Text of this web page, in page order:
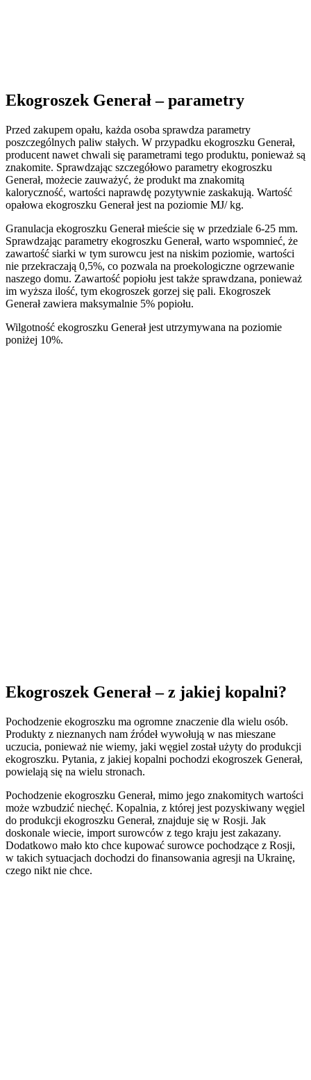
Ekogroszek Generał – parametry
Przed zakupem opału, każda osoba sprawdza parametry
poszczególnych paliw stałych. W przypadku ekogroszku Generał,
producent nawet chwali się parametrami tego produktu, ponieważ są
znakomite. Sprawdzając szczegółowo parametry ekogroszku
Generał, możecie zauważyć, że produkt ma znakomitą
kaloryczność, wartości naprawdę pozytywnie zaskakują. Wartość
opałowa ekogroszku Generał jest na poziomie MJ/ kg.
Granulacja ekogroszku Generał mieście się w przedziale 6-25 mm.
Sprawdzając parametry ekogroszku Generał, warto wspomnieć, że
zawartość siarki w tym surowcu jest na niskim poziomie, wartości
nie przekraczają 0,5%, co pozwala na proekologiczne ogrzewanie
naszego domu. Zawartość popiołu jest także sprawdzana, ponieważ
im wyższa ilość, tym ekogroszek gorzej się pali. Ekogroszek
Generał zawiera maksymalnie 5% popiołu.
Wilgotność ekogroszku Generał jest utrzymywana na poziomie
poniżej 10%.
Ekogroszek Generał – z jakiej kopalni?
Pochodzenie ekogroszku ma ogromne znaczenie dla wielu osób.
Produkty z nieznanych nam źródeł wywołują w nas mieszane
uczucia, ponieważ nie wiemy, jaki węgiel został użyty do produkcji
ekogroszku. Pytania, z jakiej kopalni pochodzi ekogroszek Generał,
powielają się na wielu stronach.
Pochodzenie ekogroszku Generał, mimo jego znakomitych wartości
może wzbudzić niechęć. Kopalnia, z której jest pozyskiwany węgiel
do produkcji ekogroszku Generał, znajduje się w Rosji. Jak
doskonale wiecie, import surowców z tego kraju jest zakazany.
Dodatkowo mało kto chce kupować surowce pochodzące z Rosji,
w takich sytuacjach dochodzi do finansowania agresji na Ukrainę,
czego nikt nie chce.